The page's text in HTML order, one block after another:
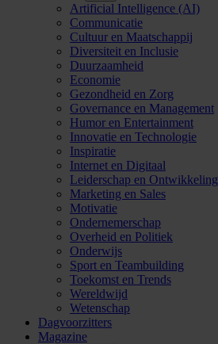
Artificial Intelligence (AI)
Communicatie
Cultuur en Maatschappij
Diversiteit en Inclusie
Duurzaamheid
Economie
Gezondheid en Zorg
Governance en Management
Humor en Entertainment
Innovatie en Technologie
Inspiratie
Internet en Digitaal
Leiderschap en Ontwikkeling
Marketing en Sales
Motivatie
Ondernemerschap
Overheid en Politiek
Onderwijs
Sport en Teambuilding
Toekomst en Trends
Wereldwijd
Wetenschap
Dagvoorzitters
Magazine